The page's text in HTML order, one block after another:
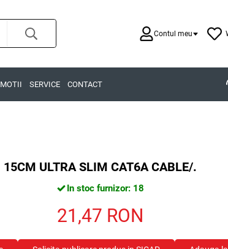
Contul meu
SERVICE CONTACT
15CM ULTRA SLIM CAT6A CABLE/.
In stoc furnizor: 18
21,47 RON